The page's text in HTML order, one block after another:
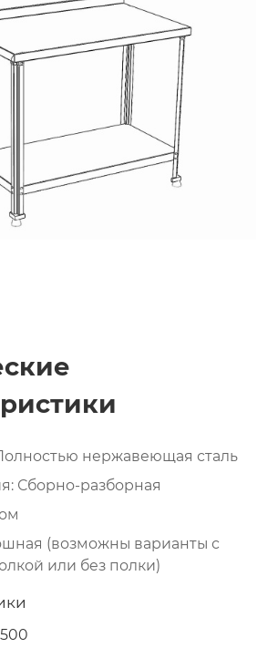
нержавеющая сталь
Сборно-разборная
(возможны варианты с
или без полки)
с перегибом, с бортом или
профилями